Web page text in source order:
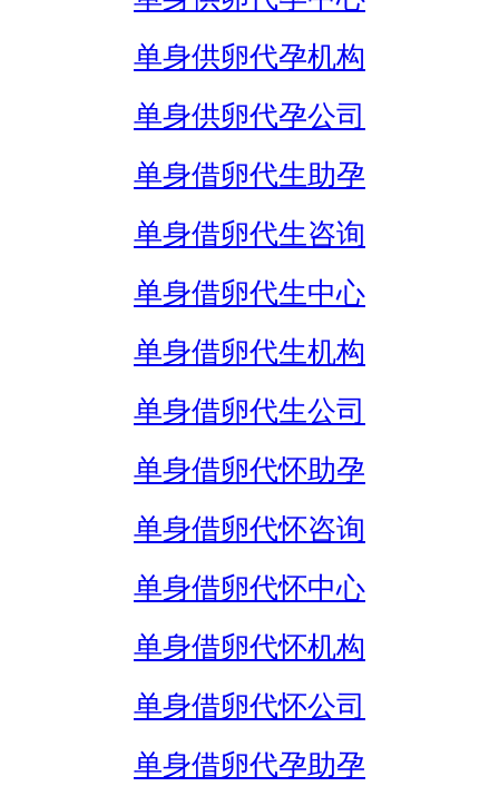
单身供卵代孕机构
单身供卵代孕公司
单身借卵代生助孕
单身借卵代生咨询
单身借卵代生中心
单身借卵代生机构
单身借卵代生公司
单身借卵代怀助孕
单身借卵代怀咨询
单身借卵代怀中心
单身借卵代怀机构
单身借卵代怀公司
单身借卵代孕助孕